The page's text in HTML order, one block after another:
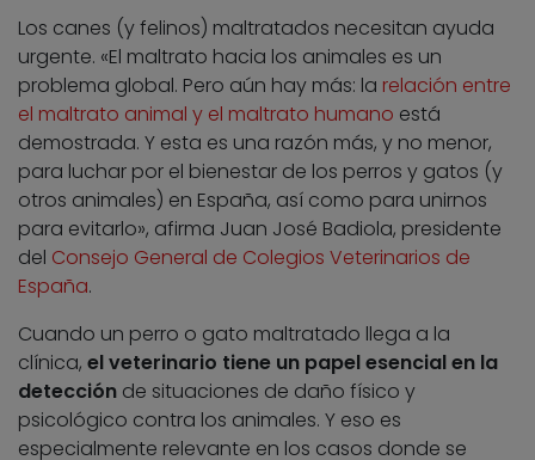
Los canes (y felinos) maltratados necesitan ayuda
urgente. «El maltrato hacia los animales es un
problema global. Pero aún hay más: la relación entre
el maltrato animal y el maltrato humano está
demostrada. Y esta es una razón más, y no menor,
para luchar por el bienestar de los perros y gatos (y
otros animales) en España, así como para unirnos
para evitarlo», afirma Juan José Badiola, presidente
del Consejo General de Colegios Veterinarios de
España.
Cuando un perro o gato maltratado llega a la
clínica, el veterinario tiene un papel esencial en la
detección de situaciones de daño físico y
psicológico contra los animales. Y eso es
especialmente relevante en los casos donde se